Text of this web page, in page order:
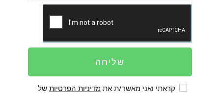
שליחה
קראתי ואני מאשר/ת את מדיניות הפרטיות של